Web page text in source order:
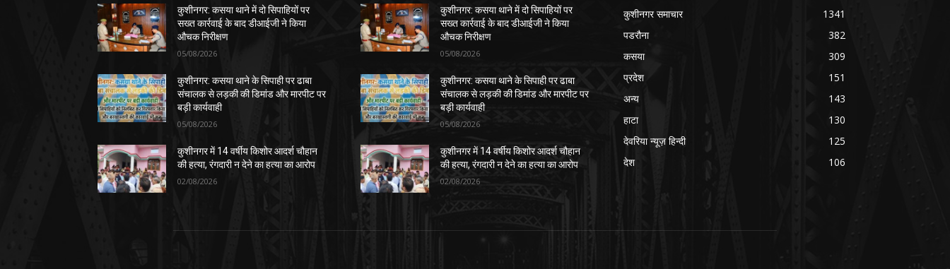
कुशीनगर: कसया थाने में दो सिपाहियों पर
सख्त कार्रवाई के बाद डीआईजी ने किया
औचक निरीक्षण
05/08/2026
कुशीनगर: कसया थाने के सिपाही पर ढाबा
संचालक से लड़की की डिमांड और मारपीट पर
बड़ी कार्यवाही
05/08/2026
कुशीनगर में 14 वर्षीय किशोर आदर्श चौहान
की हत्या, रंगदारी न देने का हत्या का आरोप
02/08/2026
कुशीनगर: कसया थाने में दो सिपाहियों पर
सख्त कार्रवाई के बाद डीआईजी ने किया
औचक निरीक्षण
05/08/2026
कुशीनगर: कसया थाने के सिपाही पर ढाबा
संचालक से लड़की की डिमांड और मारपीट पर
बड़ी कार्यवाही
05/08/2026
कुशीनगर में 14 वर्षीय किशोर आदर्श चौहान
की हत्या, रंगदारी न देने का हत्या का आरोप
02/08/2026
कुशीनगर समाचार
1341
पडरौना
382
कसया
309
प्रदेश
151
अन्य
143
हाटा
130
देवरिया न्यूज़ हिन्दी
125
देश
106